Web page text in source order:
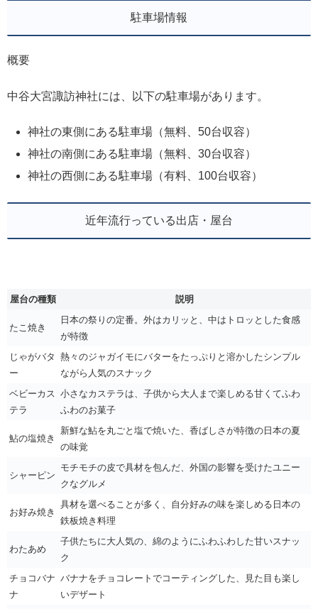
駐車場情報
概要
中谷大宮諏訪神社には、以下の駐車場があります。
神社の東側にある駐車場（無料、50台収容）
神社の南側にある駐車場（無料、30台収容）
神社の西側にある駐車場（有料、100台収容）
近年流行っている出店・屋台
屋台の種類 説明
たこ焼き
日本の祭りの定番。外はカリッと、中はトロッとした食感
が特徴
じゃがバタ
ー
熱々のジャガイモにバターをたっぷりと溶かしたシンプル
ながら人気のスナック
ベビーカス
テラ
小さなカステラは、子供から大人まで楽しめる甘くてふわ
ふわのお菓子
鮎の塩焼き
新鮮な鮎を丸ごと塩で焼いた、香ばしさが特徴の日本の夏
の味覚
シャーピン
モチモチの皮で具材を包んだ、外国の影響を受けたユニー
クなグルメ
お好み焼き
具材を選べることが多く、自分好みの味を楽しめる日本の
鉄板焼き料理
わたあめ
子供たちに大人気の、綿のようにふわふわした甘いスナッ
ク
チョコバナ
ナ
バナナをチョコレートでコーティングした、見た目も楽し
いデザート